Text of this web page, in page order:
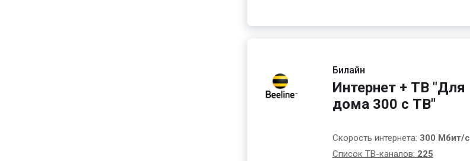
Билайн
Интернет + ТВ "Для
дома 300 с ТВ"
Скорость интернета: 300 Мбит/с
Список ТВ-каналов: 225